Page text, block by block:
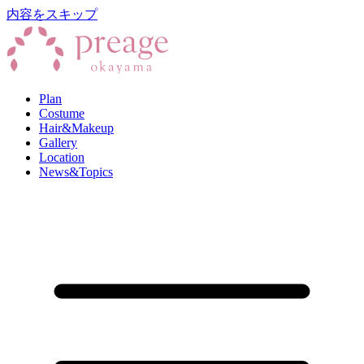
内容をスキップ
Plan
Costume
Hair&Makeup
Gallery
Location
News&Topics